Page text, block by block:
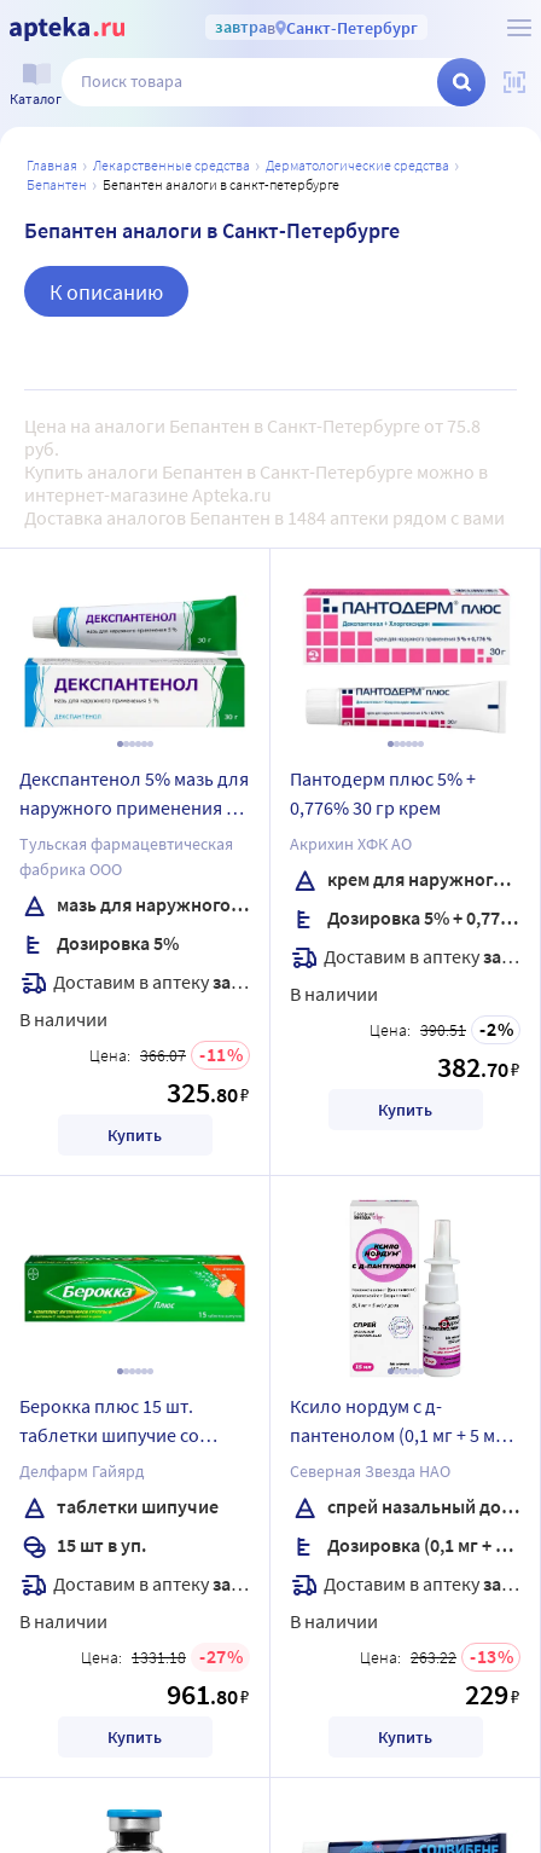
завтрав Санкт-Петербург
Каталог
главная лекарственные средства
дерматологические средства
бепантен
бепантен аналоги в санкт-петербурге
Бепантен аналоги в Санкт-Петербурге
К описанию
Цена на аналоги Бепантен в Санкт-Петербурге от 75.8
руб.
Купить аналоги Бепантен в Санкт-Петербурге можно в
интернет-магазине Apteka.ru
Доставка аналогов Бепантен в 1484 аптеки рядом с вами
Декспантенол 5% мазь для
наружного применения 30
гр
Тульская фармацевтическая
фабрика ООО
мазь для наружного применения
Дозировка 5%
Доставим в аптекузавтра
В наличии
Цена: 366.07 11
325.80₽
Купить
Пантодерм плюс 5% +
0,776% 30 гр крем
Акрихин ХФК АО
крем для наружного применения
Дозировка 5% + 0,776%
Доставим в аптекузавтра
В наличии
Цена: 390.51 2
382.70₽
Купить
Берокка плюс 15 шт.
таблетки шипучие со
вкусом апельсина
Делфарм Гайярд
таблетки шипучие
15 шт в уп.
Доставим в аптекузавтра
В наличии
Цена: 1331.18 27
961.80₽
Купить
Ксило нордум с д-
пантенолом (0,1 мг + 5 мг)/
доза флакон спрей
назальный дозированный
15 мл
Северная Звезда НАО
спрей назальный дозированный
Дозировка (0,1 мг + 5 мг)/доза
Доставим в аптекузавтра
В наличии
Цена: 263.22 13
229₽
Купить